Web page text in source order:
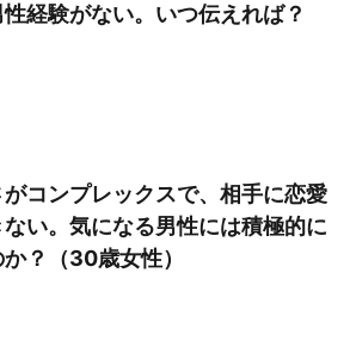
経験がない。いつ伝えれば？
コンプレックスで、相手に恋愛
い。気になる男性には積極的に
？（30歳女性）